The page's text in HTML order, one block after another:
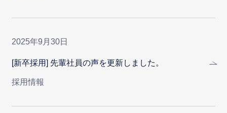
2025年9月30日
[新卒採用] 先輩社員の声を更新しました。
採用情報